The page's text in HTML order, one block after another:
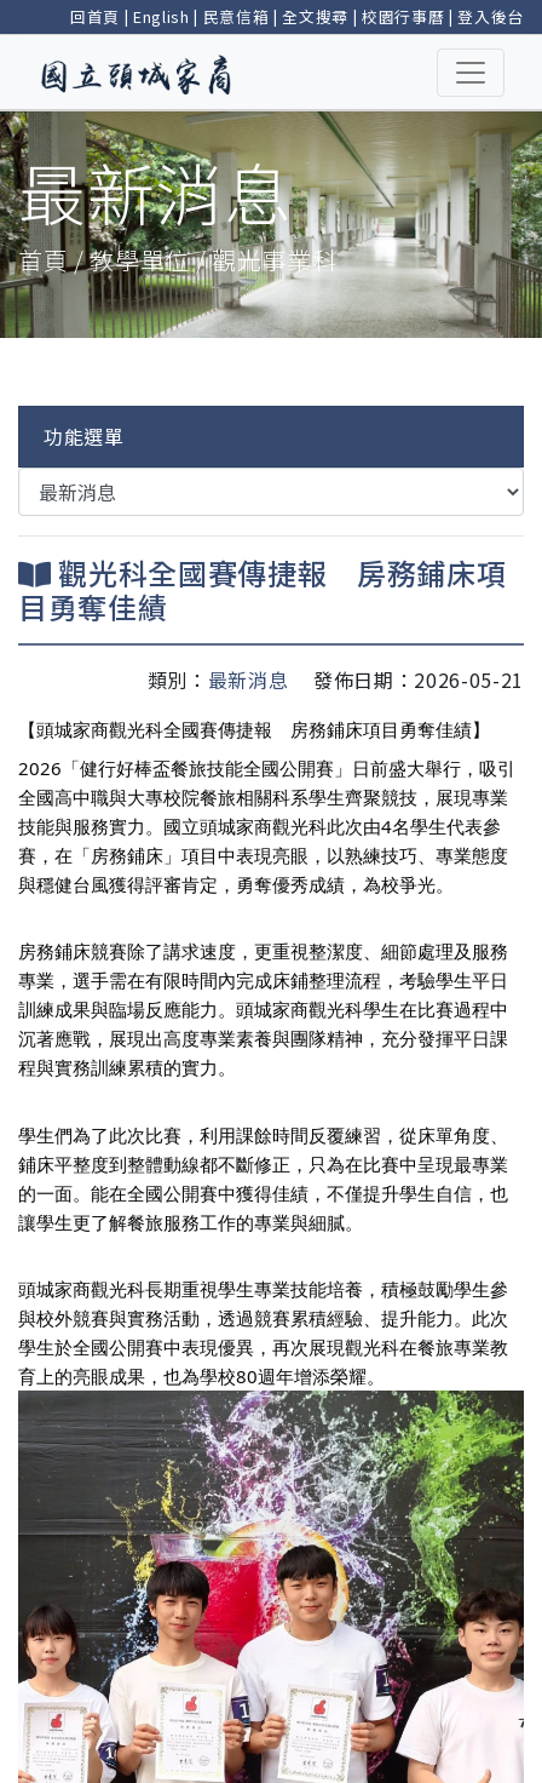
回首頁 | English | 民意信箱 |全文搜尋 | 校園行事曆 |登入後台
最新消息
首頁 / 教學單位 / 觀光事業科
功能選單
觀光科全國賽傳捷報 房務鋪床項
目勇奪佳績
類別： 最新消息 發佈日期：2026-05-21
【頭城家商觀光科全國賽傳捷報　房務鋪床項目勇奪佳績】
2026「健行好棒盃餐旅技能全國公開賽」日前盛大舉行，吸引
全國高中職與大專校院餐旅相關科系學生齊聚競技，展現專業
技能與服務實力。國立頭城家商觀光科此次由4名學生代表參
賽，在「房務鋪床」項目中表現亮眼，以熟練技巧、專業態度
與穩健台風獲得評審肯定，勇奪優秀成績，為校爭光。
房務鋪床競賽除了講求速度，更重視整潔度、細節處理及服務
專業，選手需在有限時間內完成床鋪整理流程，考驗學生平日
訓練成果與臨場反應能力。頭城家商觀光科學生在比賽過程中
沉著應戰，展現出高度專業素養與團隊精神，充分發揮平日課
程與實務訓練累積的實力。
學生們為了此次比賽，利用課餘時間反覆練習，從床單角度、
鋪床平整度到整體動線都不斷修正，只為在比賽中呈現最專業
的一面。能在全國公開賽中獲得佳績，不僅提升學生自信，也
讓學生更了解餐旅服務工作的專業與細膩。
頭城家商觀光科長期重視學生專業技能培養，積極鼓勵學生參
與校外競賽與實務活動，透過競賽累積經驗、提升能力。此次
學生於全國公開賽中表現優異，再次展現觀光科在餐旅專業教
育上的亮眼成果，也為學校80週年增添榮耀。